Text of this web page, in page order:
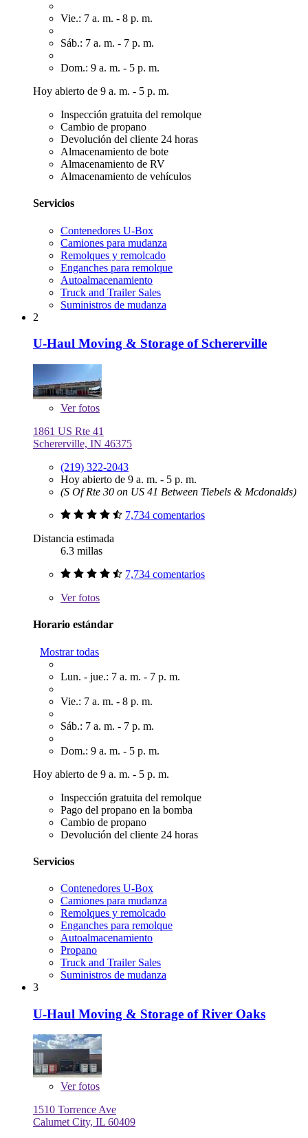
Vie.: 7 a. m. - 8 p. m.
Sáb.: 7 a. m. - 7 p. m.
Dom.: 9 a. m. - 5 p. m.
Hoy abierto de 9 a. m. - 5 p. m.
Inspección gratuita del remolque
Cambio de propano
Devolución del cliente 24 horas
Almacenamiento de bote
Almacenamiento de RV
Almacenamiento de vehículos
Servicios
Contenedores U-Box
Camiones para mudanza
Remolques y remolcado
Enganches para remolque
Autoalmacenamiento
Truck and Trailer Sales
Suministros de mudanza
2
U-Haul Moving & Storage of Schererville
Verfotos
1861 US Rte 41
Schererville, IN 46375
(219) 322-2043
Hoy abierto de 9 a. m. - 5 p. m.
(S Of Rte 30 on US 41 Between Tiebels & Mcdonalds)
7,734 comentarios
Distancia estimada
6.3 millas
7,734 comentarios
Verfotos
Horario estándar
Mostrar todas
Lun. - jue.: 7 a. m. - 7 p. m.
Vie.: 7 a. m. - 8 p. m.
Sáb.: 7 a. m. - 7 p. m.
Dom.: 9 a. m. - 5 p. m.
Hoy abierto de 9 a. m. - 5 p. m.
Inspección gratuita del remolque
Pago del propano en la bomba
Cambio de propano
Devolución del cliente 24 horas
Servicios
Contenedores U-Box
Camiones para mudanza
Remolques y remolcado
Enganches para remolque
Autoalmacenamiento
Propano
Truck and Trailer Sales
Suministros de mudanza
3
U-Haul Moving & Storage of River Oaks
Verfotos
1510 Torrence Ave
Calumet City, IL 60409